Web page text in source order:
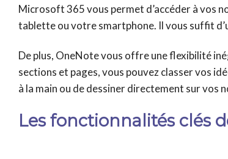
Microsoft 365 vous permet d’accéder à vos
tablette ou votre smartphone. Il vous suffit
De plus, OneNote vous offre une flexibilité
sections et pages, vous pouvez classer vos
à la main ou de dessiner directement sur vos
Les fonctionnalités clés